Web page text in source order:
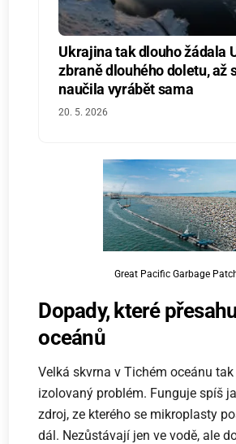
Ukrajina tak dlouho žádala
zbraně dlouhého doletu, až
naučila vyrábět sama
20. 5. 2026
Great Pacific Garbage
Dopady, které
oceánů
Velká skvrna v Tichém oceánu
izolovaný problém. Funguje spíš
zdroj, ze kterého se mikroplasty
dál. Nezůstávají jen ve vodě, ale